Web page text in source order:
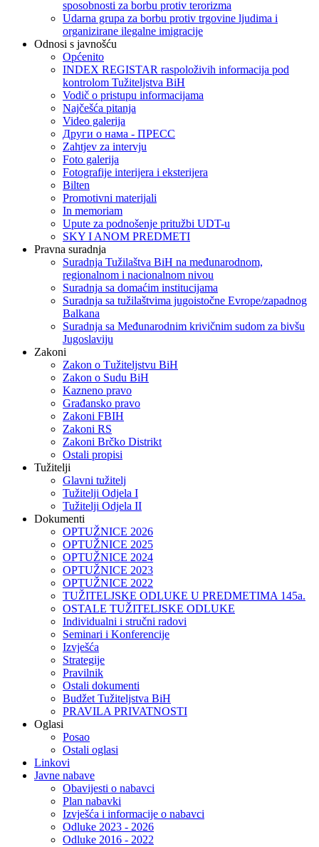
sposobnosti za borbu protiv terorizma
Udarna grupa za borbu protiv trgovine ljudima i
organizirane ilegalne imigracije
Odnosi s javnošću
Općenito
INDEX REGISTAR raspoloživih informacija pod
kontrolom Tužiteljstva BiH
Vodič o pristupu informacijama
Najčešća pitanja
Video galerija
Други о нама - ПРЕСC
Zahtjev za intervju
Foto galerija
Fotografije interijera i eksterijera
Bilten
Promotivni materijali
In memoriam
Upute za podnošenje pritužbi UDT-u
SKY I ANOM PREDMETI
Pravna suradnja
Suradnja Tužilaštva BiH na međunarodnom,
regionalnom i nacionalnom nivou
Suradnja sa domaćim institucijama
Suradnja sa tužilaštvima jugoistočne Evrope/zapadnog
Balkana
Suradnja sa Međunarodnim krivičnim sudom za bivšu
Jugoslaviju
Zakoni
Zakon o Тužiteljstvu BiH
Zakon o Sudu BiH
Kazneno pravo
Građansko pravo
Zakoni FBIH
Zakoni RS
Zakoni Brčko Distrikt
Ostali propisi
Tužitelji
Glavni tužitelj
Tužitelji Odjela I
Tužitelji Odjela II
Dokumenti
OPTUŽNICE 2026
OPTUŽNICE 2025
OPTUŽNICE 2024
OPTUŽNICE 2023
OPTUŽNICE 2022
TUŽITELJSKE ODLUKE U PREDMETIMA 145a.
OSTALE TUŽITELJSKE ODLUKE
Individualni i stručni radovi
Seminari i Konferencije
Izvješća
Strategije
Pravilnik
Ostali dokumenti
Budžet Tužiteljstva BiH
PRAVILA PRIVATNOSTI
Oglasi
Posao
Ostali oglasi
Linkovi
Javne nabave
Obavijesti o nabavci
Plan nabavki
Izvješća i informacije o nabavci
Odluke 2023 - 2026
Odluke 2016 - 2022